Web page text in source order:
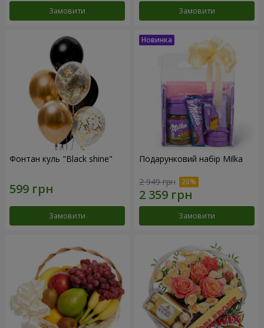
Замовити Замовити
Фонтан куль "Black shine"
Замовити
Подарунковий набір Milka
2 949 грн
Замовити